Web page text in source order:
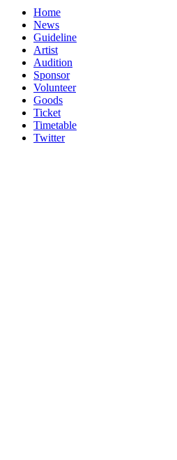
Home
News
Guideline
Artist
Audition
Sponsor
Volunteer
Goods
Ticket
Timetable
Twitter